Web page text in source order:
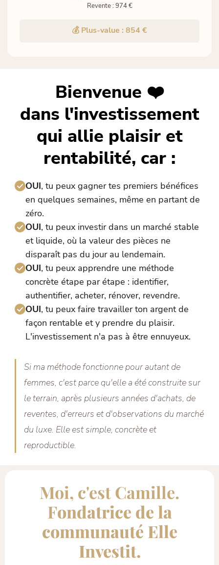
Revente : 974 €
💰 Plus-value : 854 €
Bienvenue ❤️
dans l'investissement
qui allie plaisir et
rentabilité, car :
OUI, tu peux gagner tes premiers bénéfices
en quelques semaines, même en partant de
zéro.
OUI, tu peux investir dans un marché stable
et liquide, où la valeur des pièces ne
disparaît pas du jour au lendemain.
OUI, tu peux apprendre une méthode
concrète étape par étape : identifier,
authentifier, acheter, rénover, revendre.
OUI, tu peux faire travailler ton argent de
façon rentable et y prendre du plaisir.
L'investissement n'a pas à être ennuyeux.
Si ma méthode fonctionne pour autant de
femmes, c'est parce qu'elle a été construite sur
le terrain, après plusieurs années d'achats, de
reventes, d'erreurs et d'observations du marché
du luxe. Elle est simple, concrète et
reproductible.
Moi, c'est Camille.
Fondatrice de la
communauté Elle
Investit.